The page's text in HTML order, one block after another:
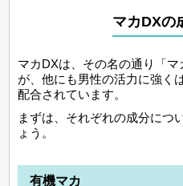
マカDXの
マカDXは、その名の通り「
が、他にも男性の活力に強く
配合されています。
まずは、それぞれの成分につ
ょう。
有機マカ